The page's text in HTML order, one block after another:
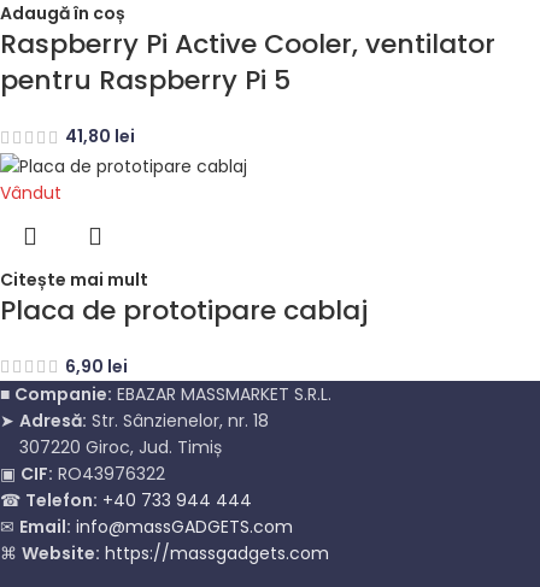
Adaugă în coș
Raspberry Pi Active Cooler, ventilator
pentru Raspberry Pi 5
41,80 lei
Vândut
Citește mai mult
Placa de prototipare cablaj
6,90 lei
■ Companie: EBAZAR MASSMARKET S.R.L.
➤ Adresă: Str. Sânzienelor, nr. 18
307220 Giroc, Jud. Timiș
▣ CIF: RO43976322
☎ Telefon: +40 733 944 444
✉ Email: info@massGADGETS.com
⌘ Website: https://massgadgets.com